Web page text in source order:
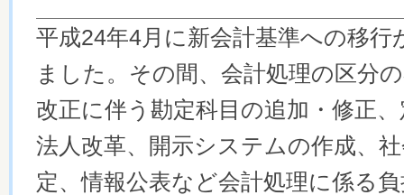
平成24年4月に新会計基準への移行
ました。その間、会計処理の区分
改正に伴う勘定科目の追加・修正
法人改革、開示システムの作成、
定、情報公表など会計処理に係る